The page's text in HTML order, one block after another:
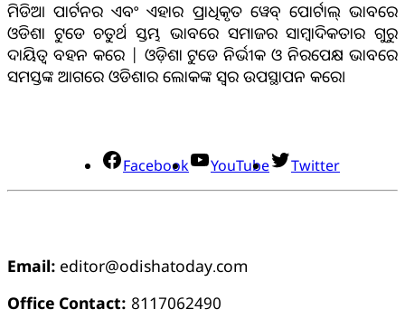
ମିଡିଆ ପାର୍ଟନର ଏବଂ ଏହାର ପ୍ରାଧିକୃତ ୱେବ୍ ପୋର୍ଟାଲ୍ ଭାବରେ
ଓଡିଶା ଟୁଡେ ଚତୁର୍ଥ ସ୍ତମ୍ଭ ଭାବରେ ସମାଜର ସାମ୍ବାଦିକତାର ଗୁରୁ
ଦାୟିତ୍ବ ବହନ କରେ | ଓଡ଼ିଶା ଟୁଡେ ନିର୍ଭୀକ ଓ ନିରପେକ୍ଷ ଭାବରେ
ସମସ୍ତଙ୍କ ଆଗରେ ଓଡିଶାର ଲୋକଙ୍କ ସ୍ୱର ଉପସ୍ଥାପନ କରେ।
Facebook YouTube Twitter
Email: editor@odishatoday.com
Office Contact: 8117062490